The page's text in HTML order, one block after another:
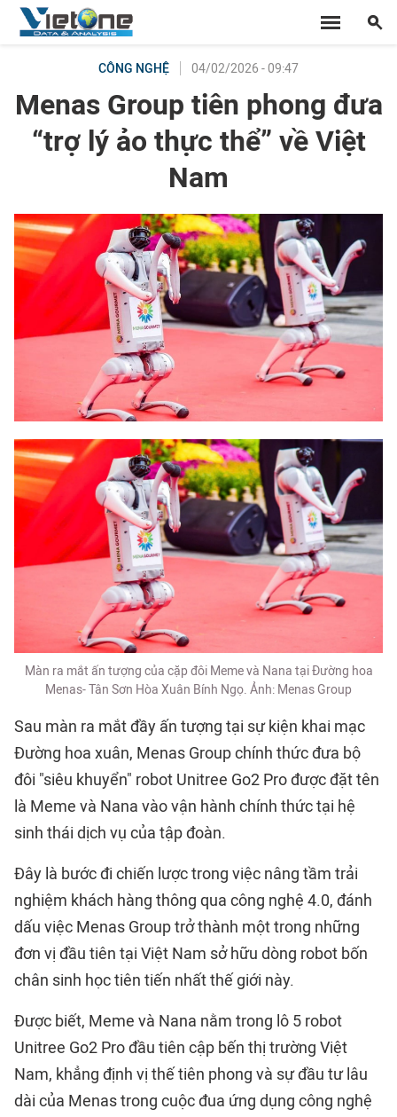
CÔNG NGHỆ 04/02/2026 - 09:47
Menas Group tiên phong đưa
“trợ lý ảo thực thể” về Việt
Nam
Màn ra mắt ấn tượng của cặp đôi Meme và Nana tại Đường hoa
Menas- Tân Sơn Hòa Xuân Bính Ngọ. Ảnh: Menas Group
Sau màn ra mắt đầy ấn tượng tại sự kiện khai mạc
Đường hoa xuân, Menas Group chính thức đưa bộ
đôi "siêu khuyển" robot Unitree Go2 Pro được đặt tên
là Meme và Nana vào vận hành chính thức tại hệ
sinh thái dịch vụ của tập đoàn.
Đây là bước đi chiến lược trong việc nâng tầm trải
nghiệm khách hàng thông qua công nghệ 4.0, đánh
dấu việc Menas Group trở thành một trong những
đơn vị đầu tiên tại Việt Nam sở hữu dòng robot bốn
chân sinh học tiên tiến nhất thế giới này.
Được biết, Meme và Nana nằm trong lô 5 robot
Unitree Go2 Pro đầu tiên cập bến thị trường Việt
Nam, khẳng định vị thế tiên phong và sự đầu tư lâu
dài của Menas trong cuộc đua ứng dụng công nghệ